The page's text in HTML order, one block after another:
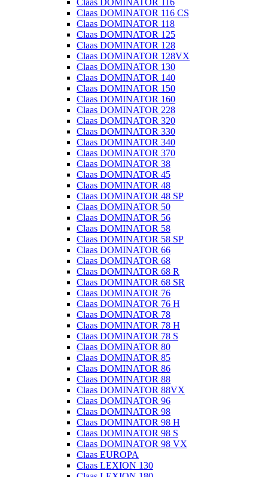
Claas DOMINATOR 116
Claas DOMINATOR 116 CS
Claas DOMINATOR 118
Claas DOMINATOR 125
Claas DOMINATOR 128
Claas DOMINATOR 128VX
Claas DOMINATOR 130
Claas DOMINATOR 140
Claas DOMINATOR 150
Claas DOMINATOR 160
Claas DOMINATOR 228
Claas DOMINATOR 320
Claas DOMINATOR 330
Claas DOMINATOR 340
Claas DOMINATOR 370
Claas DOMINATOR 38
Claas DOMINATOR 45
Claas DOMINATOR 48
Claas DOMINATOR 48 SP
Claas DOMINATOR 50
Claas DOMINATOR 56
Claas DOMINATOR 58
Claas DOMINATOR 58 SP
Claas DOMINATOR 66
Claas DOMINATOR 68
Claas DOMINATOR 68 R
Claas DOMINATOR 68 SR
Claas DOMINATOR 76
Claas DOMINATOR 76 H
Claas DOMINATOR 78
Claas DOMINATOR 78 H
Claas DOMINATOR 78 S
Claas DOMINATOR 80
Claas DOMINATOR 85
Claas DOMINATOR 86
Claas DOMINATOR 88
Claas DOMINATOR 88VX
Claas DOMINATOR 96
Claas DOMINATOR 98
Claas DOMINATOR 98 H
Claas DOMINATOR 98 S
Claas DOMINATOR 98 VX
Claas EUROPA
Claas LEXION 130